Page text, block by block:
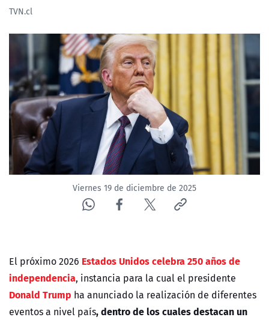
NTV
ACTUALIDAD Y TENDENCIAS
CORPORATIVO Y TRANSPARENCIA
CANAL DE DENUNCIAS
ÁREA DE PROYECTOS
TVN.cl
Viernes 19 de diciembre de 2025
El próximo 2026 Estados Unidos celebra 250 años de
independencia, instancia para la cual el presidente
Donald Trump ha anunciado la realización de diferentes
eventos a nivel país, dentro de los cuales destacan un